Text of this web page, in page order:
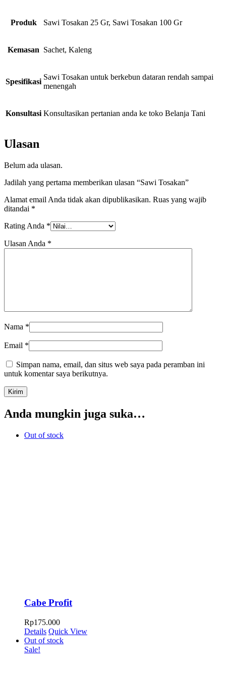
Produk Sawi Tosakan 25 Gr, Sawi Tosakan 100 Gr
Kemasan Sachet, Kaleng
Spesifikasi
Sawi Tosakan untuk berkebun dataran rendah sampai
menengah
Konsultasi Konsultasikan pertanian anda ke toko Belanja Tani
Ulasan
Belum ada ulasan.
Jadilah yang pertama memberikan ulasan “Sawi Tosakan”
Alamat email Anda tidak akan dipublikasikan. Ruas yang wajib
ditandai *
Rating Anda *
Ulasan Anda *
Nama *
Email *
Simpan nama, email, dan situs web saya pada peramban ini
untuk komentar saya berikutnya.
Anda mungkin juga suka…
Out of stock
Cabe Profit
Rp175.000
Details Quick View
Out of stock
Sale!